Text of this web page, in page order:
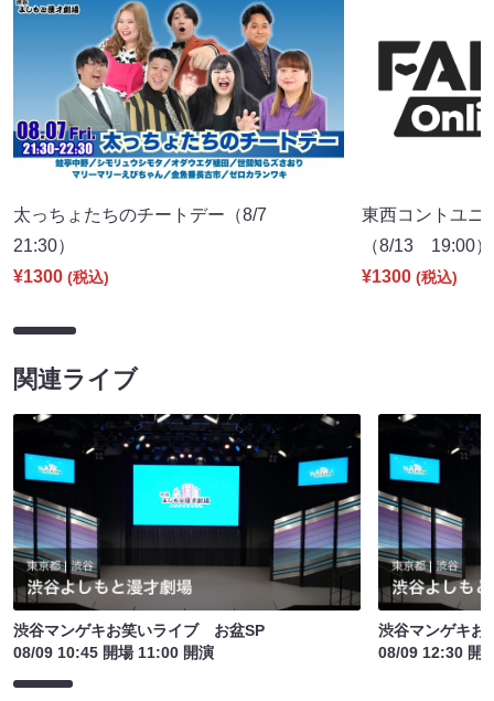
太っちょたちのチートデー（8/7
21:30）
¥1300 (税込)
東西コントユニ
（8/13 19:00）
¥1300 (税込)
関連ライブ
渋谷マンゲキお笑いライブ お盆SP
08/09 10:45 開場 11:00 開演
渋谷マンゲキ
08/09 12:30 開